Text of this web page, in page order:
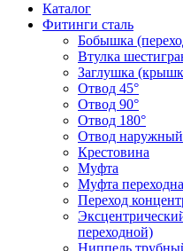
Каталог
Фитинги сталь
Бобышка
Втулка
Заглушка
Отвод 45°
Отвод 90°
Отвод 180°
Отвод наружный
Крестовина
Муфта
Муфта
Переход
переходной)
Ниппель